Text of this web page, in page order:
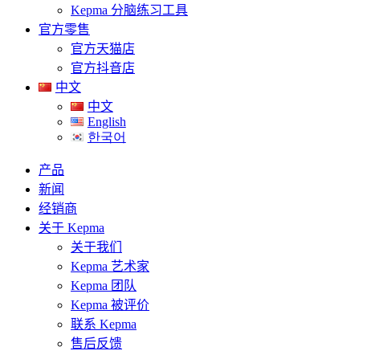
Kepma 分脑练习工具
官方零售
官方天猫店
官方抖音店
中文
中文
English
한국어
产品
新闻
经销商
关于 Kepma
关于我们
Kepma 艺术家
Kepma 团队
Kepma 被评价
联系 Kepma
售后反馈